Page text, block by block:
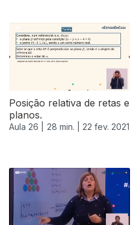
Posição relativa de retas e
planos.
Aula 26 | 28 min. | 22 fev. 2021